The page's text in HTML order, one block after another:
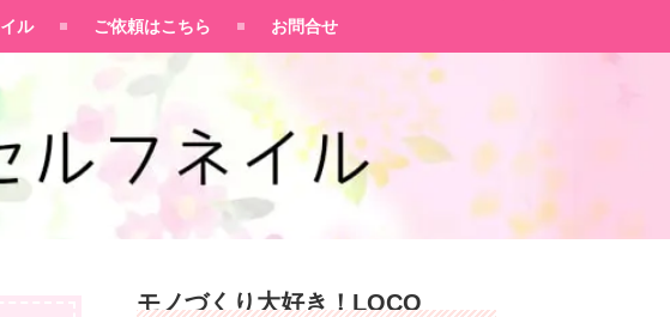
ル ご依頼はこちら お問合せ
モノづくり大好き！LOCO